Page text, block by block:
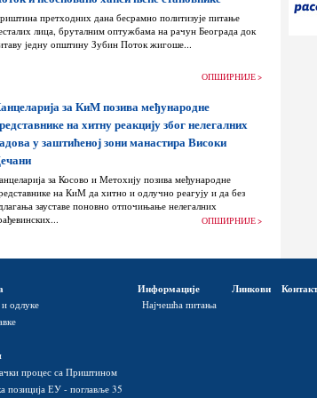
претходних дана бесрамно политизује питање
лица, бруталним оптужбама на рачун Београда док
једну општину Зубин Поток жигоше...
ОПШИРНИЈЕ >
за КиМ позива међународне
на хитну реакцију због нелегалних
у заштићеној зони манастира Високи
за Косово и Метохију позива међународне
на КиМ да хитно и одлучно реагују и да без
зауставе поновно отпочињање нелегалних
ОПШИРНИЈЕ >
одлуке
процес са Приштином
позиција ЕУ - поглавље 35
Информације
Најчешћа питања
Линкови